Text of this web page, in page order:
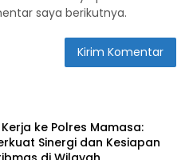
saya berikutnya.
ke Polres Mamasa:
Sinergi dan Kesiapan